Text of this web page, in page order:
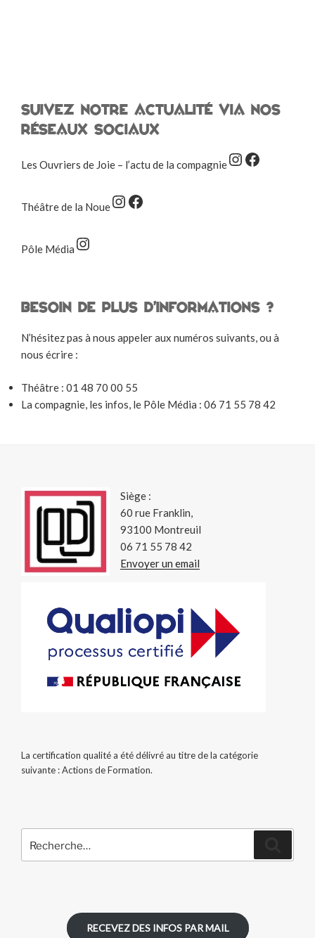
Suivez notre actualité via nos
réseaux sociaux
Les Ouvriers de Joie – l’actu de la compagnieInstagram
Facebook
Théâtre de la NoueInstagram
Facebook
Pôle Média Instagram
Besoin de plus d’informations ?
N’hésitez pas à nous appeler aux numéros suivants, ou à
nous écrire :
Théâtre : 01 48 70 00 55
La compagnie, les infos, le Pôle Média : 06 71 55 78 42
Siège :
60 rue Franklin,
93100 Montreuil
06 71 55 78 42
Envoyer un email
La certification qualité a été délivré au titre de la catégorie
suivante : Actions de Formation.
pour
RECEVEZ DES INFOS PAR MAIL